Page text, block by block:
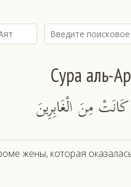
Сура аль-
كَانَتْ مِنَ الْغَابِرِينَ
жены, которая